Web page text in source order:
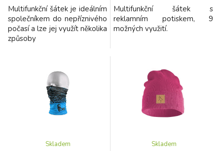
Multifunkční šátek je ideálním
společníkem do nepříznivého
počasí a lze jej využít několika
způsoby
Multifunkční šátek s
reklamním potiskem, 9
možných využití.
Skladem Skladem